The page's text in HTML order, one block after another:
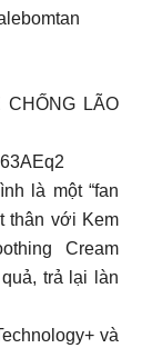
LÃO
là một “fan
thân với Kem
Cream
trả lại làn
và